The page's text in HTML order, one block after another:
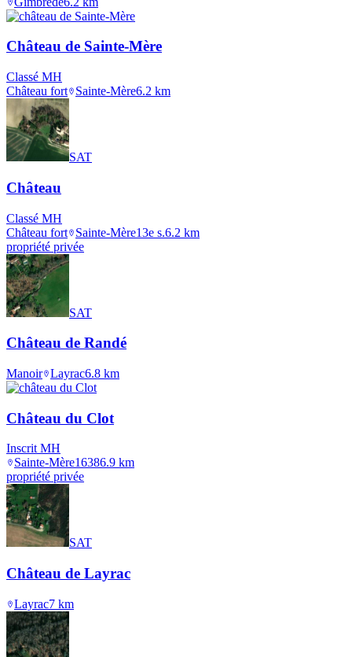
Château de Sainte-Mère
Classé MH
Château fort
Sainte-Mère6.2 km
SAT
Château
Classé MH
Château fort
Sainte-Mère13e s.6.2 km
propriété privée
SAT
Château de Randé
Manoir Layrac6.8 km
Château du Clot
Inscrit MH
Sainte-Mère16386.9 km
propriété privée
SAT
Château de Layrac
Layrac7 km